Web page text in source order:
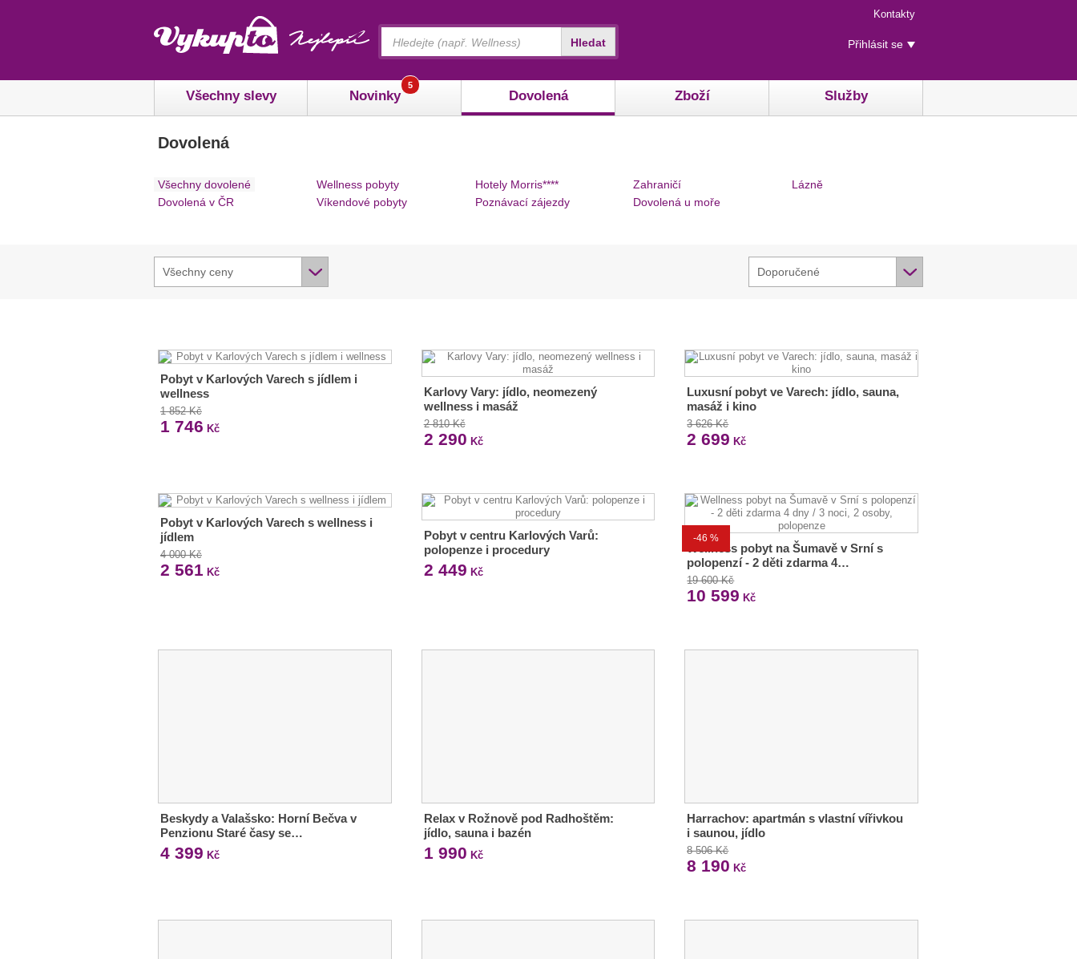
Menu
rychlého
přístupu
Kontakty
Uživatelské
menu
Přihlásit se
Všechny slevy Novinky
5
Dovolená Zboží Služby
Hledat
Dovolená
Všechny dovolené
Dovolená v ČR
Wellness pobyty
Víkendové pobyty
Hotely Morris****
Poznávací zájezdy
Zahraničí
Dovolená u moře
Lázně
Všechny ceny Doporučené
Pobyt v Karlových Varech s jídlem i
wellness
1 852 Kč
1 746 Kč
Karlovy Vary: jídlo, neomezený
wellness i masáž
2 810 Kč
2 290 Kč
Luxusní pobyt ve Varech: jídlo, sauna,
masáž i kino
3 626 Kč
2 699 Kč
Pobyt v Karlových Varech s wellness i
jídlem
4 000 Kč
2 561 Kč
Pobyt v centru Karlových Varů:
polopenze i procedury
2 449 Kč
-46 %
Wellness pobyt na Šumavě v Srní s
polopenzí - 2 děti zdarma 4…
19 600 Kč
10 599 Kč
Beskydy a Valašsko: Horní Bečva v
Penzionu Staré časy se…
4 399 Kč
Relax v Rožnově pod Radhoštěm:
jídlo, sauna i bazén
1 990 Kč
Harrachov: apartmán s vlastní vířivkou
i saunou, jídlo
8 506 Kč
8 190 Kč